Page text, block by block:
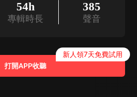
54h
專輯時長
385
聲音
打開APP收聽
新人領7天免費試用